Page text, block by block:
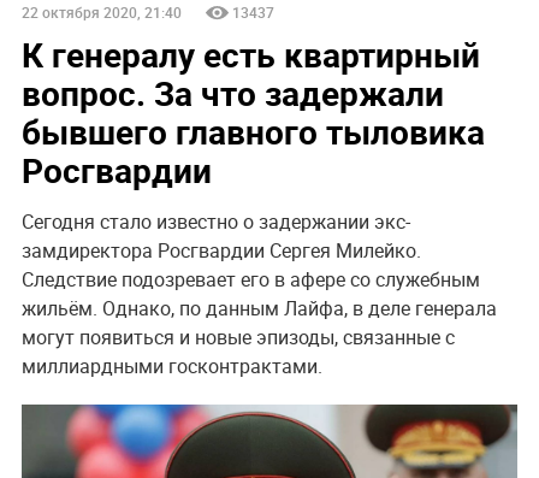
22 октября 2020, 21:40 13437
К генералу есть квартирный
вопрос. За что задержали
бывшего главного тыловика
Росгвардии
Сегодня стало известно о задержании экс-
замдиректора Росгвардии Сергея Милейко.
Следствие подозревает его в афере со служебным
жильём. Однако, по данным Лайфа, в деле генерала
могут появиться и новые эпизоды, связанные с
миллиардными госконтрактами.